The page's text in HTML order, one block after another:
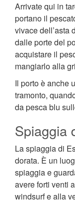
Arrivate qui in
portano il
vivace dell’asta
dalle porte del
acquistare il
mangiarlo alla
Il porto è anche
tramonto,
da pesca blu
Spiaggia
La spiaggia di
dorata. È un
spiaggia e
avere forti venti
windsurf e alla